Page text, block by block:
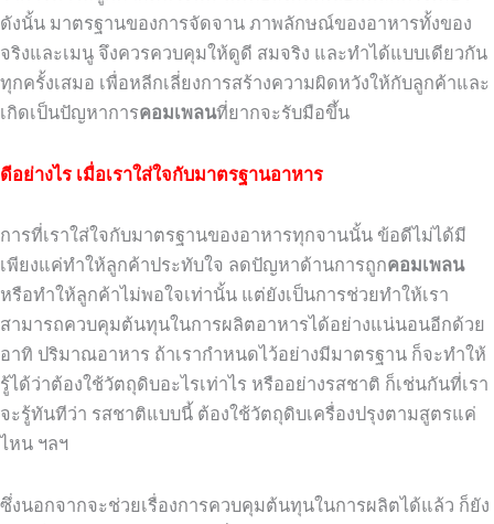
ดังนั้น มาตรฐานของการจัดจาน ภาพลักษณ์ของอาหารทั้งของ
จริงและเมนู จึงควรควบคุมให้ดูดี สมจริง และทำได้แบบเดียวกัน
ทุกครั้งเสมอ เพื่อหลีกเลี่ยงการสร้างความผิดหวังให้กับลูกค้าและ
เกิดเป็นปัญหาการคอมเพลนที่ยากจะรับมือขึ้น
ดีอย่างไร เมื่อเราใส่ใจกับมาตรฐานอาหาร
การที่เราใส่ใจกับมาตรฐานของอาหารทุกจานนั้น ข้อดีไม่ได้มี
เพียงแค่ทำให้ลูกค้าประทับใจ ลดปัญหาด้านการถูกคอมเพลน
หรือทำให้ลูกค้าไม่พอใจเท่านั้น แต่ยังเป็นการช่วยทำให้เรา
สามารถควบคุมต้นทุนในการผลิตอาหารได้อย่างแน่นอนอีกด้วย
อาทิ ปริมาณอาหาร ถ้าเรากำหนดไว้อย่างมีมาตรฐาน ก็จะทำให้
รู้ได้ว่าต้องใช้วัตถุดิบอะไรเท่าไร หรืออย่างรสชาติ ก็เช่นกันที่เรา
จะรู้ทันทีว่า รสชาติแบบนี้ ต้องใช้วัตถุดิบเครื่องปรุงตามสูตรแค่
ไหน ฯลฯ
ซึ่งนอกจากจะช่วยเรื่องการควบคุมต้นทุนในการผลิตได้แล้ว ก็ยัง